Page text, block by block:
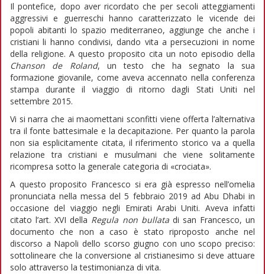
Il pontefice, dopo aver ricordato che per secoli atteggiamenti
aggressivi e guerreschi hanno caratterizzato le vicende dei
popoli abitanti lo spazio mediterraneo, aggiunge che anche i
cristiani li hanno condivisi, dando vita a persecuzioni in nome
della religione. A questo proposito cita un noto episodio della
Chanson de Roland, un testo che ha segnato la sua
formazione giovanile, come aveva accennato nella conferenza
stampa durante il viaggio di ritorno dagli Stati Uniti nel
settembre 2015.
Vi si narra che ai maomettani sconfitti viene offerta l’alternativa
tra il fonte battesimale e la decapitazione. Per quanto la parola
non sia esplicitamente citata, il riferimento storico va a quella
relazione tra cristiani e musulmani che viene solitamente
ricompresa sotto la generale categoria di «crociata».
A questo proposito Francesco si era già espresso nell’omelia
pronunciata nella messa del 5 febbraio 2019 ad Abu Dhabi in
occasione del viaggio negli Emirati Arabi Uniti. Aveva infatti
citato l’art. XVI della Regula non bullatadi san Francesco, un
documento che non a caso è stato riproposto anche nel
discorso a Napoli dello scorso giugno con uno scopo preciso:
sottolineare che la conversione al cristianesimo si deve attuare
solo attraverso la testimonianza di vita.